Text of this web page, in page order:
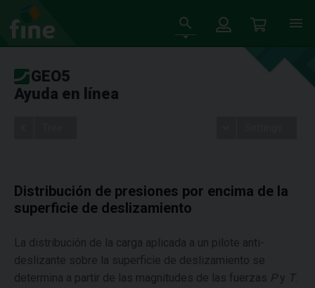
GEO5
Ayuda en línea
Distribución de presiones por encima de la
superficie de deslizamiento
La distribución de la carga aplicada a un pilote anti-
deslizante sobre la superficie de deslizamiento se
determina a partir de las magnitudes de las fuerzas Py T